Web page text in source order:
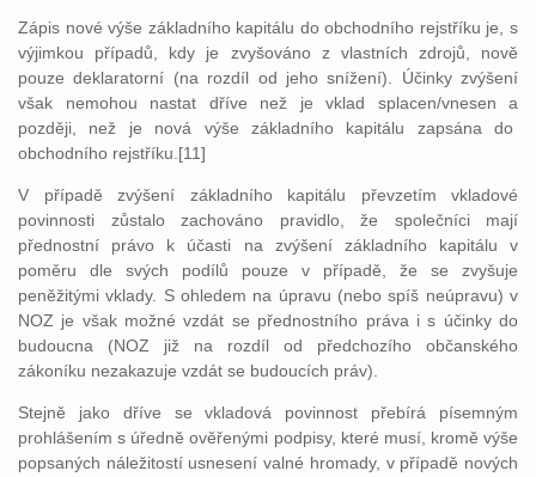
Zápis nové výše základního kapitálu do obchodního rejstříku je, s
výjimkou případů, kdy je zvyšováno z vlastních zdrojů, nově
pouze deklaratorní (na rozdíl od jeho snížení). Účinky zvýšení
však nemohou nastat dříve než je vklad splacen/vnesen a
později, než je nová výše základního kapitálu zapsána do
obchodního rejstříku.[11]
V případě zvýšení základního kapitálu převzetím vkladové
povinnosti zůstalo zachováno pravidlo, že společníci mají
přednostní právo k účasti na zvýšení základního kapitálu v
poměru dle svých podílů pouze v případě, že se zvyšuje
peněžitými vklady. S ohledem na úpravu (nebo spíš neúpravu) v
NOZ je však možné vzdát se přednostního práva i s účinky do
budoucna (NOZ již na rozdíl od předchozího občanského
zákoníku nezakazuje vzdát se budoucích práv).
Stejně jako dříve se vkladová povinnost přebírá písemným
prohlášením s úředně ověřenými podpisy, které musí, kromě výše
popsaných náležitostí usnesení valné hromady, v případě nových